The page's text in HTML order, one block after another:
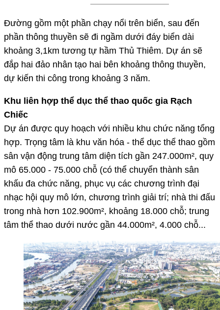
Đường gồm một phần chạy nổi trên biển, sau đến
phần thông thuyền sẽ đi ngầm dưới đáy biển dài
khoảng 3,1km tương tự hầm Thủ Thiêm. Dự án sẽ
đắp hai đảo nhân tạo hai bên khoảng thông thuyền,
dự kiến thi công trong khoảng 3 năm.
Khu liên hợp thể dục thể thao quốc gia Rạch
Chiếc
Dự án được quy hoạch với nhiều khu chức năng tổng
hợp. Trọng tâm là khu văn hóa - thể dục thể thao gồm
sân vận động trung tâm diện tích gần 247.000m², quy
mô 65.000 - 75.000 chỗ (có thể chuyển thành sân
khấu đa chức năng, phục vụ các chương trình đại
nhạc hội quy mô lớn, chương trình giải trí; nhà thi đấu
trong nhà hơn 102.900m², khoảng 18.000 chỗ; trung
tâm thể thao dưới nước gần 44.000m², 4.000 chỗ...